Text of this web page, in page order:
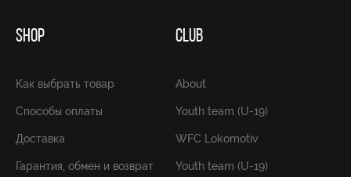
SHOP
Как выбрать товар
Способы оплаты
Доставка
Гарантия, обмен и возврат
CLUB
About
Youth team (U-19)
WFC Lokomotiv
Youth team (U-19)